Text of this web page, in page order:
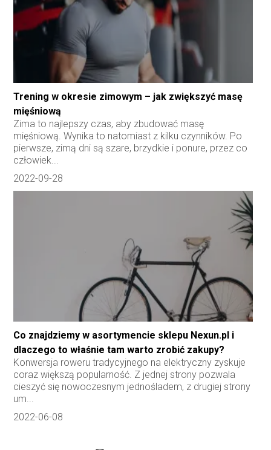
Trening w okresie zimowym – jak zwiększyć masę
mięśniową
Zima to najlepszy czas, aby zbudować masę
mięśniową. Wynika to natomiast z kilku czynników. Po
pierwsze, zimą dni są szare, brzydkie i ponure, przez co
człowiek...
2022-09-28
Co znajdziemy w asortymencie sklepu Nexun.pl i
dlaczego to właśnie tam warto zrobić zakupy?
Konwersja roweru tradycyjnego na elektryczny zyskuje
coraz większą popularność. Z jednej strony pozwala
cieszyć się nowoczesnym jednośladem, z drugiej strony
um...
2022-06-08